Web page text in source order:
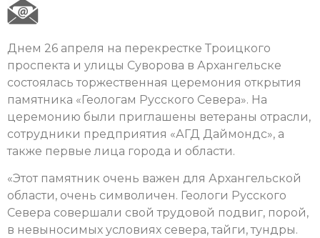
Днем 26 апреля на перекрестке Троицкого
проспекта и улицы Суворова в Архангельске
состоялась торжественная церемония открытия
памятника «Геологам Русского Севера». На
церемонию были приглашены ветераны отрасли,
сотрудники предприятия «АГД Даймондс», а
также первые лица города и области.
«Этот памятник очень важен для Архангельской
области, очень символичен. Геологи Русского
Севера совершали свой трудовой подвиг, порой,
в невыносимых условиях севера, тайги, тундры.